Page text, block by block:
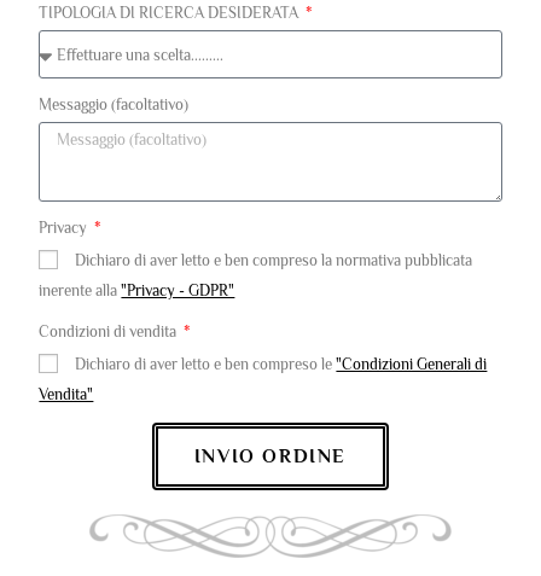
TIPOLOGIA DI RICERCA DESIDERATA
Messaggio (facoltativo)
Privacy
Dichiaro di aver letto e ben compreso la normativa pubblicata
inerente alla"Privacy - GDPR"
Condizioni di vendita
Dichiaro di aver letto e ben compreso le"Condizioni Generali di
Vendita"
INVIO ORDINE